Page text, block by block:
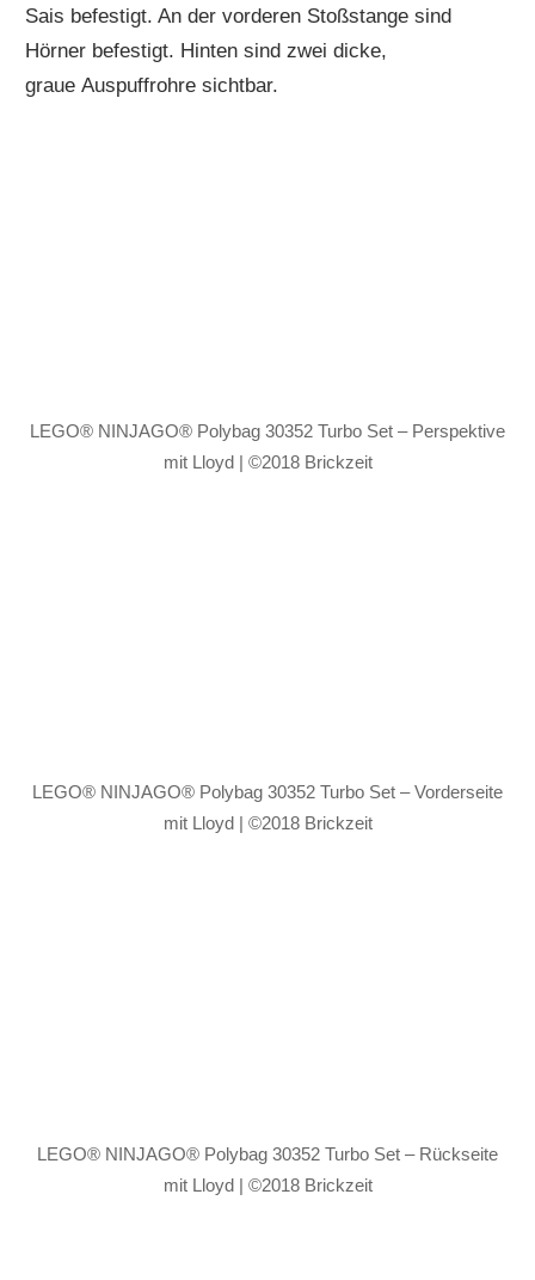
Sais befestigt. An der vorderen Stoßstange sind
Hörner befestigt. Hinten sind zwei dicke,
graue Auspuffrohre sichtbar.
LEGO® NINJAGO® Polybag 30352 Turbo Set – Perspektive
mit Lloyd | ©2018 Brickzeit
LEGO® NINJAGO® Polybag 30352 Turbo Set – Vorderseite
mit Lloyd | ©2018 Brickzeit
LEGO® NINJAGO® Polybag 30352 Turbo Set – Rückseite
mit Lloyd | ©2018 Brickzeit